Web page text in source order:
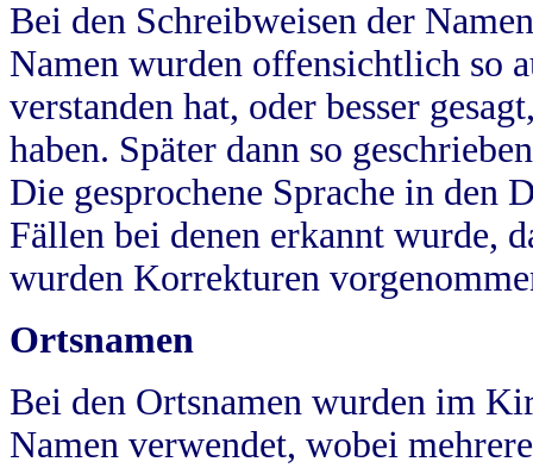
Bei den Schreibweisen der
Namen wurden offensichtlich so
verstanden hat, oder besser
haben. Später dann so
Die gesprochene Sprache in
Fällen bei denen erkannt wurde,
wurden Korrekturen
Ortsnamen
Bei den Ortsnamen wurden im
Namen verwendet, wobei